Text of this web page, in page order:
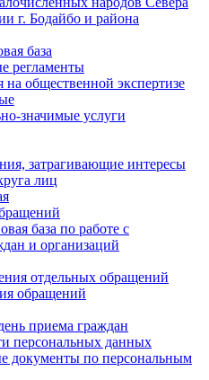
г. Бодайбо и района
база
регламенты
на общественной экспертизе
значимые услуги
затрагивающие интересы
лиц
база по работе с
и организаций
отдельных обращений
обращений
приема граждан
персональных данных
документы по персональным